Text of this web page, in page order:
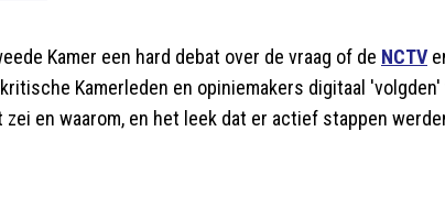
Kamer een hard debat over de vraag of de NCTV
Kamerleden en opiniemakers digitaal
en waarom, en het leek dat er actief stappen